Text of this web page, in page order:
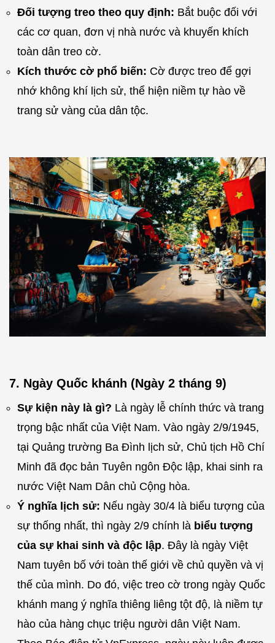
Đối tượng treo theo quy định: Bắt buộc đối với
các cơ quan, đơn vị nhà nước và khuyến khích
toàn dân treo cờ.
Kích thước cờ phổ biến: Cờ được treo để gợi
nhớ không khí lịch sử, thể hiện niềm tự hào về
trang sử vàng của dân tộc.
7. Ngày Quốc khánh (Ngày 2 tháng 9)
Sự kiện này là gì? Là ngày lễ chính thức và trang
trọng bậc nhất của Việt Nam. Vào ngày 2/9/1945,
tại Quảng trường Ba Đình lịch sử, Chủ tịch Hồ Chí
Minh đã đọc bản Tuyên ngôn Độc lập, khai sinh ra
nước Việt Nam Dân chủ Cộng hòa.
Ý nghĩa lịch sử: Nếu ngày 30/4 là biểu tượng của
sự thống nhất, thì ngày 2/9 chính là biểu tượng
của sự khai sinh và độc lập. Đây là ngày Việt
Nam tuyên bố với toàn thế giới về chủ quyền và vị
thế của mình. Do đó, việc treo cờ trong ngày Quốc
khánh mang ý nghĩa thiêng liêng tột độ, là niềm tự
hào của hàng chục triệu người dân Việt Nam.